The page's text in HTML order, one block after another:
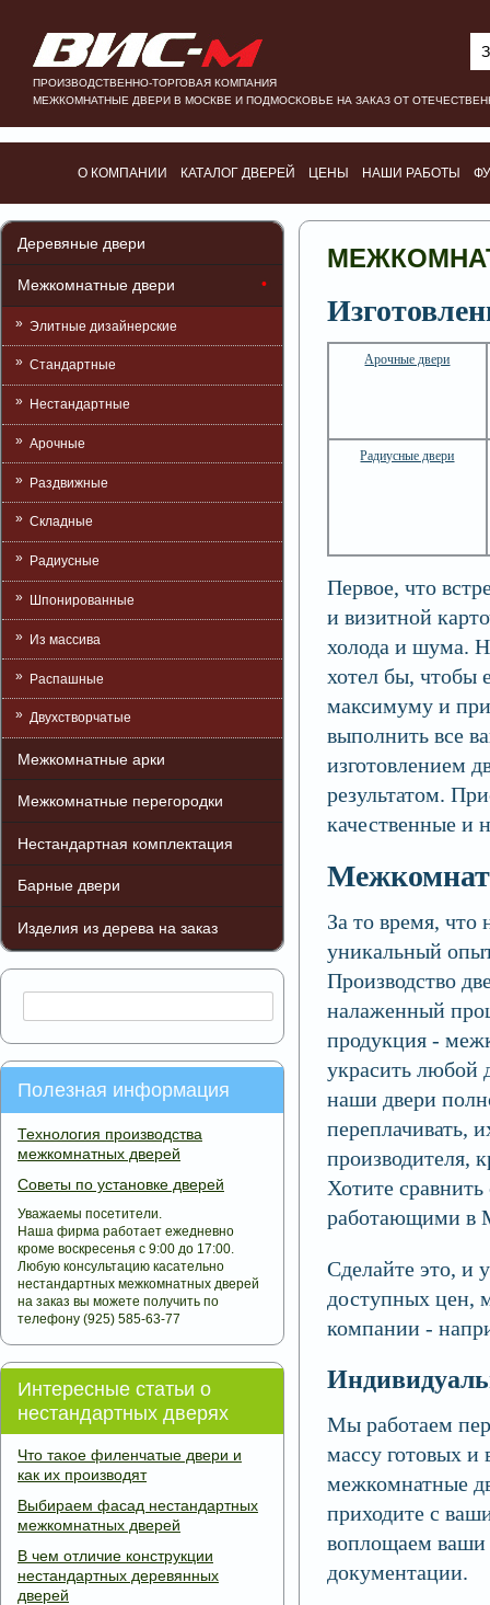
ПРОИЗВОДСТВЕННО-ТОРГОВАЯ КОМПАНИЯ
МЕЖКОМНАТНЫЕ ДВЕРИ В МОСКВЕ И ПОДМОСКОВЬЕ НА ЗАКАЗ ОТ
О КОМПАНИИ КАТАЛОГ ДВЕРЕЙ ЦЕНЫ НАШИ РАБОТЫ
Деревяные двери
Межкомнатные двери
Элитные дизайнерские
Стандартные
Нестандартные
Арочные
Раздвижные
Складные
Радиусные
Шпонированные
Из массива
Распашные
Двухстворчатые
Межкомнатные арки
Межкомнатные перегородки
Нестандартная комплектация
Барные двери
Изделия из дерева на заказ
Полезная информация
Технология производства
межкомнатных дверей
Советы по установке дверей
Уважаемы посетители.
Наша фирма работает ежедневно
кроме воскресенья с 9:00 до 17:00.
Любую консультацию касательно
нестандартных межкомнатных дверей
на заказ вы можете получить по
телефону (925) 585-63-77
Интересные статьи о
нестандартных дверях
Что такое филенчатые двери и
как их производят
Выбираем фасад нестандартных
межкомнатных дверей
В чем отличие конструкции
нестандартных деревянных
дверей
Арочные двери
Радиусные двери
Первое, что
и визитной
холода и шума.
хотел бы, чтобы
максимуму и
выполнить все
изготовлением
результатом.
качественные и
За то время,
уникальный
Производство
налаженный
продукция -
украсить любой
наши двери
переплачивать,
производителя,
Хотите
работающими в
Сделайте это, и
доступных цен,
компании -
Мы работаем
массу готовых и
межкомнатные
приходите с
воплощаем ваши
документации.